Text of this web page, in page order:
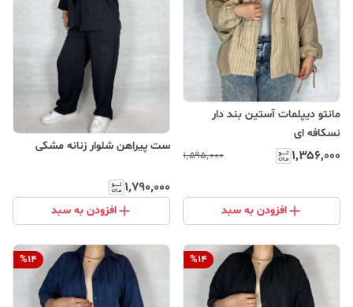
مانتو دیپلمات آستین بند دار
نسکافه ای
۱٬۳۵۶٬۰۰۰ ۱٬۵۹۵٬۰۰۰
افزودن به سبد
ست پیراهن شلوار زنانه مشکی
۱٬۷۹۰٬۰۰۰
افزودن به سبد
%14
%14